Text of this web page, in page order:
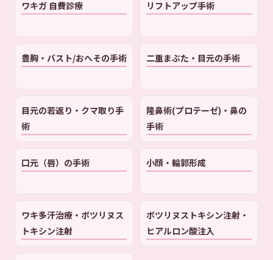
ワキガ 自費診療 リフトアップ手術
豊胸・バスト/おへその手術 二重まぶた・目元の手術
目元の若返り・クマ取り手
術
隆鼻術(プロテーゼ)・鼻の
手術
口元（唇）の手術 小顔・輪郭形成
ワキ多汗治療・ボツリヌス
トキシン注射
ボツリヌストキシン注射・
ヒアルロン酸注入